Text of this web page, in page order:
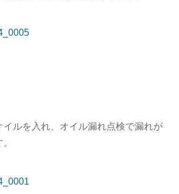
ルを入れ、オイル漏れ点検で漏れが